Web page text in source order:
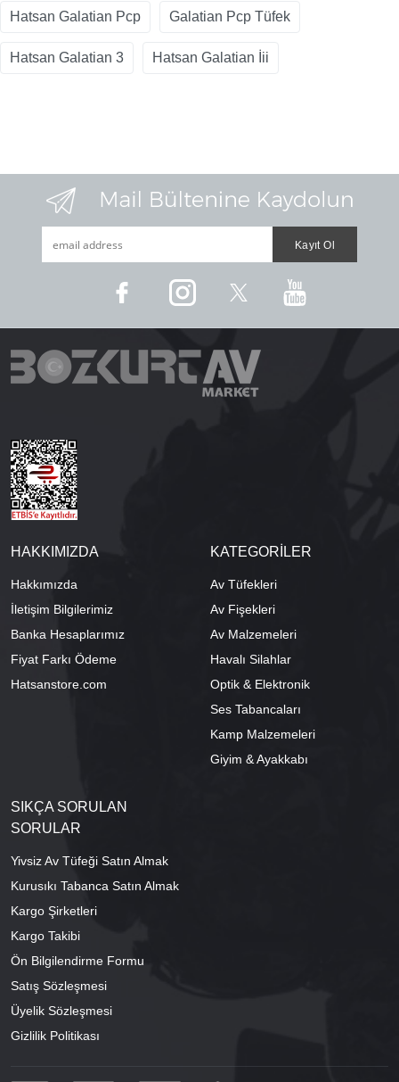
Hatsan Galatian Pcp Galatian Pcp Tüfek
Hatsan Galatian 3 Hatsan Galatian İii
HAKKIMIZDA
Hakkımızda
İletişim Bilgilerimiz
Banka Hesaplarımız
Fiyat Farkı Ödeme
Hatsanstore.com
KATEGORİLER
Av Tüfekleri
Av Fişekleri
Av Malzemeleri
Havalı Silahlar
Optik & Elektronik
Ses Tabancaları
Kamp Malzemeleri
Giyim & Ayakkabı
SIKÇA SORULAN
SORULAR
Yivsiz Av Tüfeği Satın Almak
Kurusıkı Tabanca Satın Almak
Kargo Şirketleri
Kargo Takibi
Ön Bilgilendirme Formu
Satış Sözleşmesi
Üyelik Sözleşmesi
Gizlilik Politikası